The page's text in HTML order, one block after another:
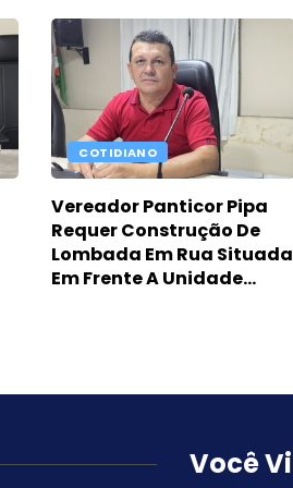
Silveira
COTIDIANO
Vereador Panticor Pipa
Requer Construção De
Lombada Em Rua Situada
Em Frente A Unidade
Você